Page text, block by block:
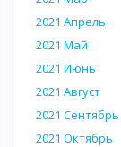
2021 Апрель
2021 Май
2021 Июнь
2021 Август
2021 Сентябрь
2021 Октябрь